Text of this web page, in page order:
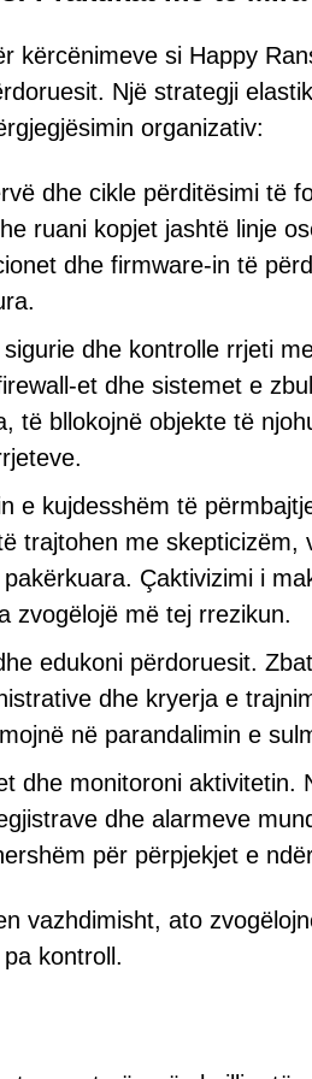
kërcënimeve si Happy
Një strategji
organizativ:
dhe cikle përditësimi të
ruani kopjet jashtë linje
dhe firmware-in të
dhe kontrolle rrjeti
et dhe sistemet e
të bllokojnë objekte të
e kujdesshëm të
trajtohen me
Çaktivizimi i
zvogëlojë më tej rrezikun.
edukoni përdoruesit.
dhe kryerja e
në parandalimin e
dhe monitoroni
dhe alarmeve
për përpjekjet e
vazhdimisht, ato
kontroll.